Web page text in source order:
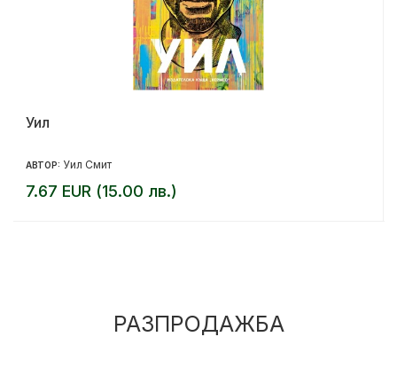
Уил
АВТОР: Уил Смит
7.67 EUR (15.00 лв.)
РАЗПРОДАЖБА